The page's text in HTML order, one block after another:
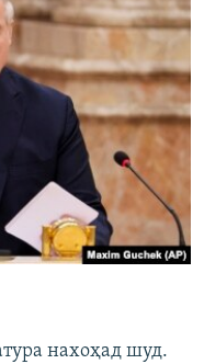
нахоҳад шуд.